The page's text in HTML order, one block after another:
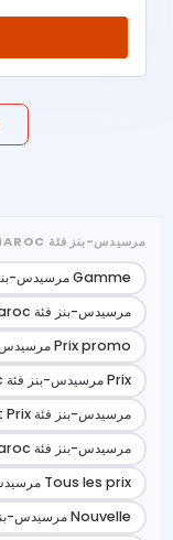
مرسيدس-بنز فئة G PRIX MAROC
Gamme مرسيدس-بنز فئة G Maroc
مرسيدس-بنز فئة G prix Maroc
Prix promo مرسيدس-بنز فئة G
Prix مرسيدس-بنز فئة G Maroc
مرسيدس-بنز فئة G Fiche technique et Prix
مرسيدس-بنز فئة G au Maroc
Tous les prix مرسيدس-بنز فئة G
Nouvelle مرسيدس-بنز فئة G maroc